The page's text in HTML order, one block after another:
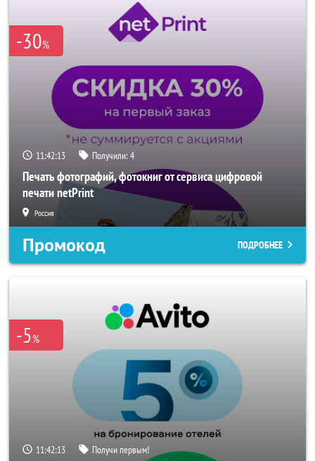
-30%
11:42:11 Получили:4
Печать фотографий, фотокниг от сервиса цифровой
печати netPrint
Россия
Промокод ПОДРОБНЕЕ
-5%
11:42:11 Получи первым!